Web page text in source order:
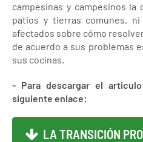
campesinas y campesinos la
patios y tierras comunes,
afectados sobre cómo
de acuerdo a sus problemas
sus cocinas.
- Para descargar el
siguiente enlace:
LA TRANSICIÓN